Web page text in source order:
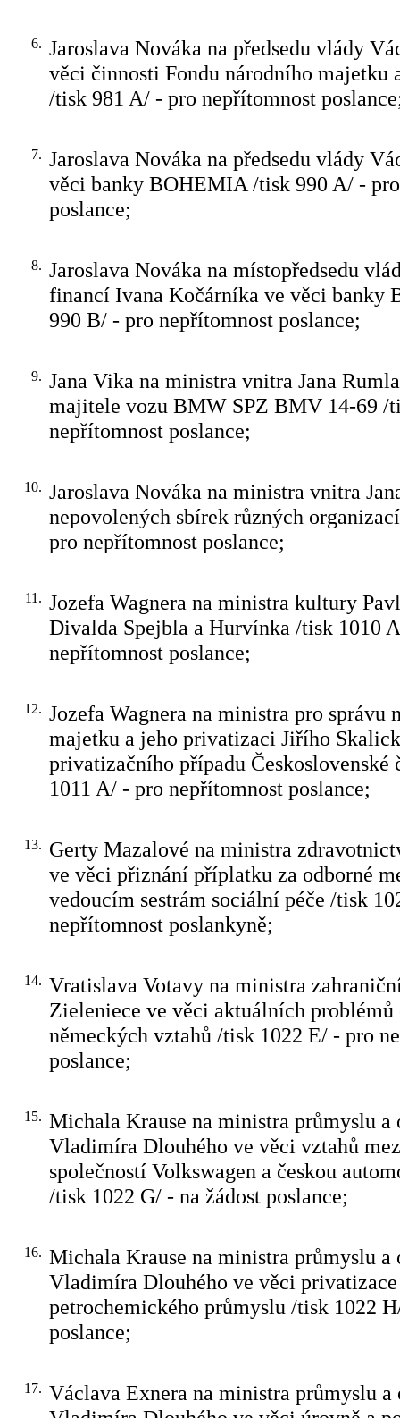
6. Jaroslava Nováka na předsedu vlády
věci činnosti Fondu národního majetku
/tisk 981 A/ - pro nepřítomnost
7. Jaroslava Nováka na předsedu vlády
věci banky BOHEMIA /tisk 990 A/ -
poslance;
8. Jaroslava Nováka na místopředsedu
financí Ivana Kočárníka ve věci banky
990 B/ - pro nepřítomnost poslance;
9. Jana Vika na ministra vnitra Jana
majitele vozu BMW SPZ BMV 14-69 /
nepřítomnost poslance;
10. Jaroslava Nováka na ministra vnitra
nepovolených sbírek různých
pro nepřítomnost poslance;
11. Jozefa Wagnera na ministra kultury
Divalda Spejbla a Hurvínka /tisk 1010
nepřítomnost poslance;
12. Jozefa Wagnera na ministra pro správu
majetku a jeho privatizaci Jiřího
privatizačního případu
1011 A/ - pro nepřítomnost poslance;
13. Gerty Mazalové na ministra
ve věci přiznání příplatku za odborné
vedoucím sestrám sociální péče /tisk
nepřítomnost poslankyně;
14. Vratislava Votavy na ministra
Zieleniece ve věci aktuálních problémů
německých vztahů /tisk 1022 E/ - pro
poslance;
15. Michala Krause na ministra průmyslu a
Vladimíra Dlouhého ve věci vztahů
společností Volkswagen a českou
/tisk 1022 G/ - na žádost poslance;
16. Michala Krause na ministra průmyslu a
Vladimíra Dlouhého ve věci privatizace
petrochemického průmyslu /tisk 1022
poslance;
17. Václava Exnera na ministra průmyslu a